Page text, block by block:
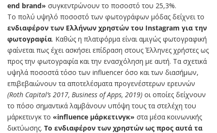
end brand» συγκεντρώνουν το ποσοστό του 25,3%.
Το πολύ υψηλό ποσοστό των φωτογράφων μόδας δείχνει το
ενδιαφέρον των Ελλήνων χρηστών του Instagram για την
φωτογραφία. Καθώς η πλατφόρμα είναι αμιγώς φωτογραφική
φαίνεται πως έχει ασκήσει επίδραση στους Έλληνες χρήστες ως
προς την φωτογραφία και την ενασχόληση με αυτή. Τα σχετικά
υψηλά ποσοστά τόσο των influencer όσο και των διασήμων,
επιβεβαιώνουν τα αποτελέσματα προγενέστερων ερευνών
(Roth Capital’s 2017, Business of Apps, 2019) οι οποίες δείχνουν
το πόσο σημαντικά λαμβάνουν υπόψη τους τα στελέχη του
μάρκετινγκ το «influence μάρκετινγκ» στα μέσα κοινωνικής
δικτύωσης. To ενδιαφέρον των χρηστών ως προς αυτά τα